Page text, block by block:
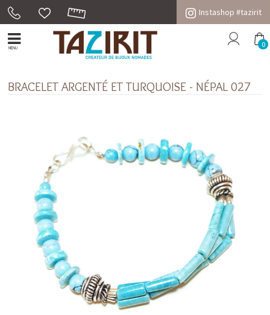
Instashop #tazirit
MENU 0
BRACELET ARGENTÉ ET TURQUOISE - NÉPAL 027